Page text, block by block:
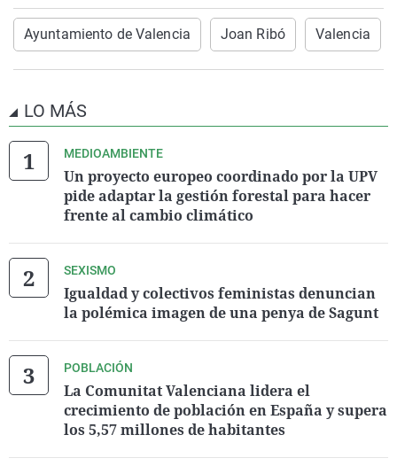
Ayuntamiento de Valencia Joan Ribó Valencia
LO MÁS
MEDIOAMBIENTE
Un proyecto europeo coordinado por la UPV
pide adaptar la gestión forestal para hacer
frente al cambio climático
SEXISMO
Igualdad y colectivos feministas denuncian
la polémica imagen de una penya de Sagunt
POBLACIÓN
La Comunitat Valenciana lidera el
crecimiento de población en España y supera
los 5,57 millones de habitantes